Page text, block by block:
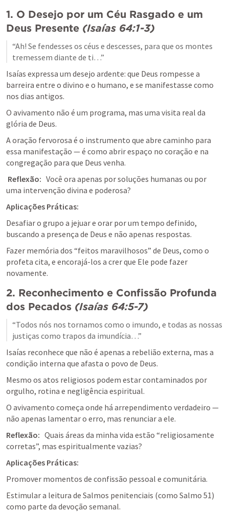
1. O Desejo por um Céu Rasgado e um
Deus Presente (Isaías 64:1-3)
“Ah! Se fendesses os céus e descesses, para que os montes
tremessem diante de ti…”
Isaías expressa um desejo ardente: que Deus rompesse a
barreira entre o divino e o humano, e se manifestasse como
nos dias antigos.
O avivamento não é um programa, mas uma visita real da
glória de Deus.
A oração fervorosa é o instrumento que abre caminho para
essa manifestação — é como abrir espaço no coração e na
congregação para que Deus venha.
Reflexão:
   Você ora apenas por soluções humanas ou por
uma intervenção divina e poderosa?
Aplicações Práticas:
Desafiar o grupo a jejuar e orar por um tempo definido,
buscando a presença de Deus e não apenas respostas.
Fazer memória dos “feitos maravilhosos” de Deus, como o
profeta cita, e encorajá-los a crer que Ele pode fazer
novamente.
2. Reconhecimento e Confissão Profunda
dos Pecados (Isaías 64:5-7)
“Todos nós nos tornamos como o imundo, e todas as nossas
justiças como trapos da imundícia…”
Isaías reconhece que não é apenas a rebelião externa, mas a
condição interna que afasta o povo de Deus.
Mesmo os atos religiosos podem estar contaminados por
orgulho, rotina e negligência espiritual.
O avivamento começa onde há arrependimento verdadeiro —
não apenas lamentar o erro, mas renunciar a ele.
Reflexão:
   Quais áreas da minha vida estão “religiosamente
corretas”, mas espiritualmente vazias?
Aplicações Práticas:
Promover momentos de confissão pessoal e comunitária.
Estimular a leitura de Salmos penitenciais (como Salmo 51)
como parte da devoção semanal.